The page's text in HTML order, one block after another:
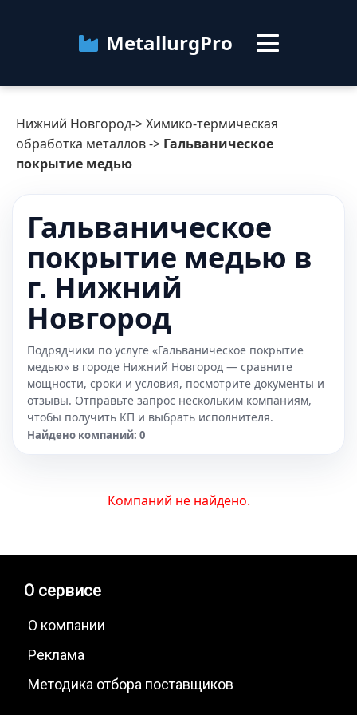
MetallurgPro
Нижний Новгород
Категории
О сервисе Контакты
Нижний Новгород->Химико-термическая
обработка металлов-> Гальваническое
покрытие медью
Гальваническое
покрытие медью в
г. Нижний
Новгород
Подрядчики по услуге «Гальваническое покрытие
медью» в городе Нижний Новгород — сравните
мощности, сроки и условия, посмотрите документы и
отзывы. Отправьте запрос нескольким компаниям,
чтобы получить КП и выбрать исполнителя.
Найдено компаний: 0
Компаний не найдено.
О сервисе
О компании
Реклама
Методика отбора поставщиков